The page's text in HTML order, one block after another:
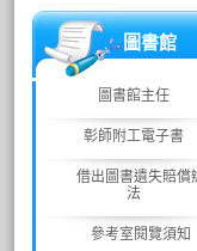
圖書館
圖書館主任
彰師附工電子書
借出圖書遺失賠償
法
參考室閱覽須知